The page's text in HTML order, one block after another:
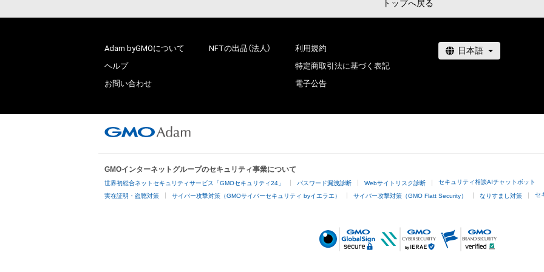
トップへ戻る
Adam byGMOについて
ヘルプ
お問い合わせ
NFTの出品（法人）
利用規約
特定商取引法に基づく表記
電子公告
GMOインターネットグループのセキュリティ事業について
世界初総合ネットセキュリティサービス「GMOセキュリティ24」 パスワード漏洩診断 Webサイトリスク診断 セキュリティ相談AIチャットボット
実在証明・盗聴対策 サイバー攻撃対策（GMOサイバーセキュリティ byイエラエ） サイバー攻撃対策（GMO Flatt Security） なりすまし対策 セ